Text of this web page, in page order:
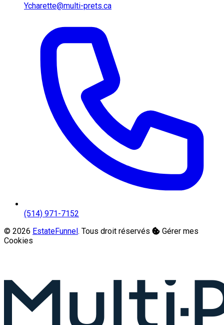
Ycharette@multi-prets.ca
(514) 971-7152
© 2026 EstateFunnel. Tous droit réservés
Gérer mes
Cookies